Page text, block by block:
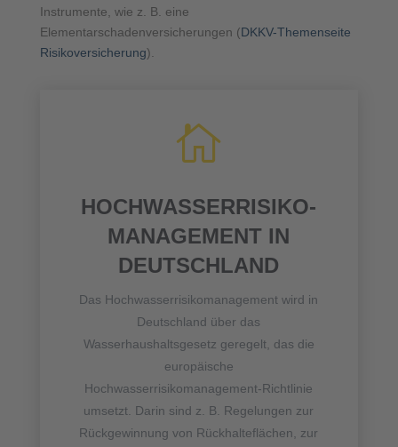
Instrumente, wie z. B. eine
Elementarschadenversicherungen (DKKV-Themenseite
Risikoversicherung).

HOCHWASSERRISIKO-
MANAGEMENT IN
DEUTSCHLAND
Das Hochwasserrisikomanagement wird in
Deutschland über das
Wasserhaushaltsgesetz geregelt, das die
europäische
Hochwasserrisikomanagement-Richtlinie
umsetzt. Darin sind z. B. Regelungen zur
Rückgewinnung von Rückhalteflächen, zur